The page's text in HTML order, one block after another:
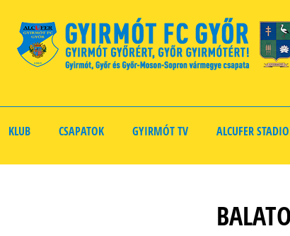
KLUB CSAPATOK GYIRMÓT TV ALCUFER